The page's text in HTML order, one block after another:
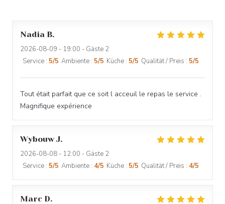
Nadia B
2026-08-09 - 19:00 - Gäste 2
Service : 5/5 Ambiente : 5/5 Küche : 5/5 Qualität / Preis : 5/5
Tout était parfait que ce soit l acceuil le repas le service .
Magnifique expérience
Wybouw J
2026-08-08 - 12:00 - Gäste 2
Service : 5/5 Ambiente : 4/5 Küche : 5/5 Qualität / Preis : 4/5
Marc D